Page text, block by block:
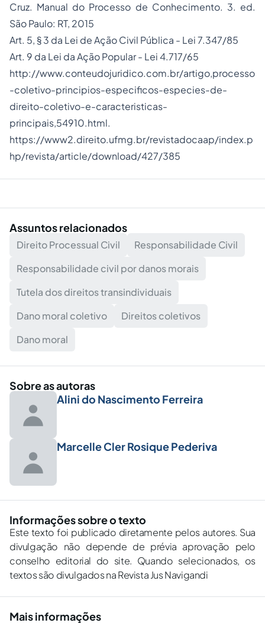
Cruz. Manual do Processo de Conhecimento. 3. ed.
São Paulo: RT, 2015
Art. 5, § 3 da Lei de Ação Civil Pública - Lei 7.347/85
Art. 9 da Lei da Ação Popular - Lei 4.717/65
http://www.conteudojuridico.com.br/artigo,processo
-coletivo-principios-especificos-especies-de-
direito-coletivo-e-caracteristicas-
principais,54910.html.
https://www2.direito.ufmg.br/revistadocaap/index.p
hp/revista/article/download/427/385
Assuntos relacionados
Direito Processual Civil
Responsabilidade Civil
Responsabilidade civil por danos morais
Tutela dos direitos transindividuais
Dano moral coletivo
Direitos coletivos
Dano moral
Sobre as autoras
Alini do Nascimento Ferreira
Marcelle Cler Rosique Pederiva
Informações sobre o texto
Este texto foi publicado diretamente pelos autores. Sua
divulgação não depende de prévia aprovação pelo
conselho editorial do site. Quando selecionados, os
textos são divulgados na Revista Jus Navigandi
Mais informações